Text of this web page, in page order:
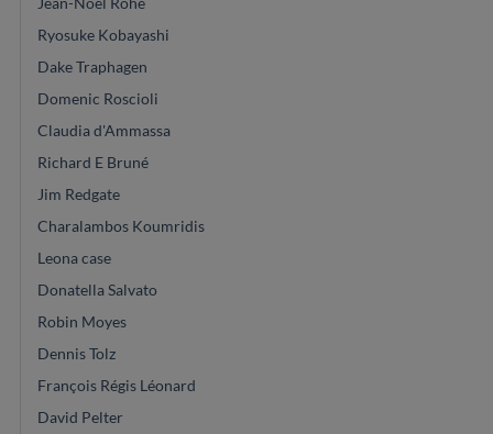
Ryosuke Kobayashi
Dake Traphagen
Domenic Roscioli
Claudia d'Ammassa
Richard E Bruné
Jim Redgate
Charalambos Koumridis
Leona case
Donatella Salvato
Robin Moyes
Dennis Tolz
François Régis Léonard
David Pelter